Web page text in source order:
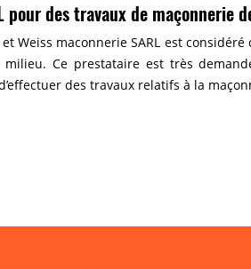
pour des travaux de maçonnerie
Weiss maconnerie SARL est
milieu. Ce prestataire est très
des travaux relatifs à la